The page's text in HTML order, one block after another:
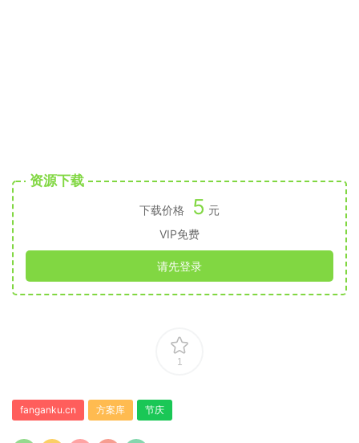
资源下载
下载价格 5 元
VIP免费
请先登录
1
fanganku.cn 方案库 节庆